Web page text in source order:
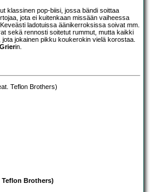
klassinen pop-biisi, jossa bändi soittaa
jota ei kuitenkaan missään vaiheessa
ladotuissa äänikerroksissa soivat mm.
sekä rennosti soitetut rummut, mutta kaikki
jokainen pikku koukerokin vielä korostaa.
in.
Brothers)